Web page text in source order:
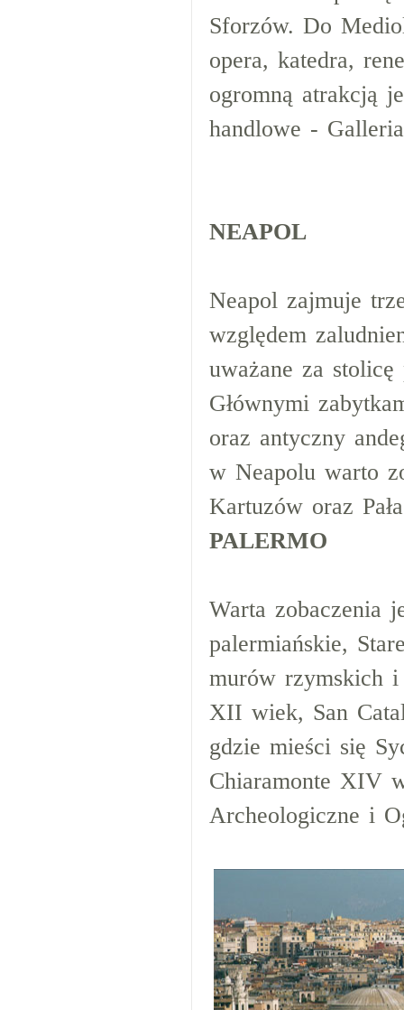
Sforzów. Do
opera, katedra,
ogromną atrakcją
handlowe -
NEAPOL
Neapol zajmuje
względem
uważane za stolicę
Głównymi
oraz antyczny
w Neapolu warto
Kartuzów oraz
PALERMO
Warta zobaczenia
palermiańskie,
murów rzymskich
XII wiek, San
gdzie mieści się
Chiaramonte XIV
Archeologiczne i